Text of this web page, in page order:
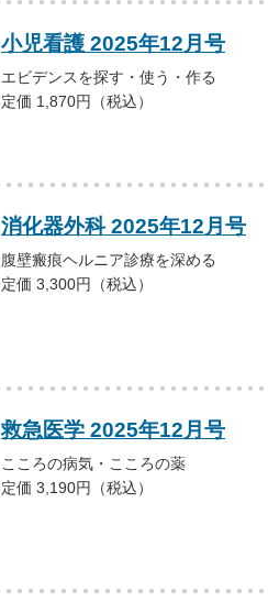
小児看護 2025年12月号
エビデンスを探す・使う・作る
定価 1,870円（税込）
消化器外科 2025年12月号
腹壁瘢痕ヘルニア診療を深める
定価 3,300円（税込）
救急医学 2025年12月号
こころの病気・こころの薬
定価 3,190円（税込）